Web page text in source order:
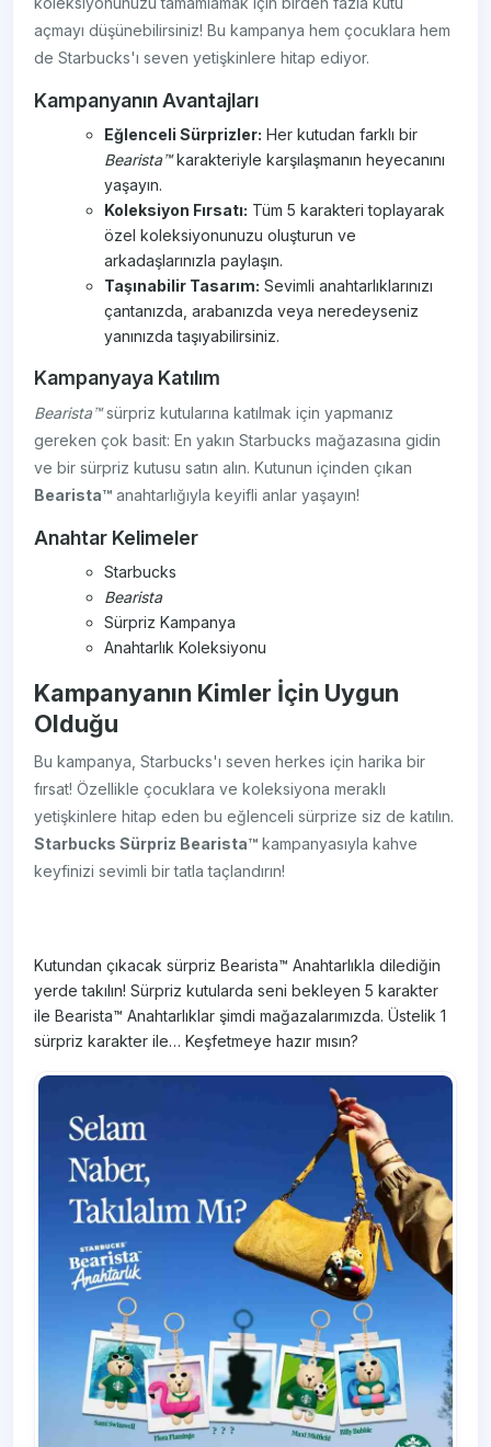
açmayı düşünebilirsiniz! Bu kampanya hem çocuklara hem
de Starbucks'ı seven yetişkinlere hitap ediyor.
Kampanyanın Avantajları
Eğlenceli Sürprizler: Her kutudan farklı bir
Bearista™karakteriyle karşılaşmanın heyecanını
yaşayın.
Koleksiyon Fırsatı: Tüm 5 karakteri toplayarak
özel koleksiyonunuzu oluşturun ve
arkadaşlarınızla paylaşın.
Taşınabilir Tasarım: Sevimli anahtarlıklarınızı
çantanızda, arabanızda veya neredeyseniz
yanınızda taşıyabilirsiniz.
Kampanyaya Katılım
Bearista™sürpriz kutularına katılmak için yapmanız
gereken çok basit: En yakın Starbucks mağazasına gidin
ve bir sürpriz kutusu satın alın. Kutunun içinden çıkan
Bearista™ anahtarlığıyla keyifli anlar yaşayın!
Anahtar Kelimeler
Starbucks
Bearista
Sürpriz Kampanya
Anahtarlık Koleksiyonu
Kampanyanın Kimler İçin Uygun
Olduğu
Bu kampanya, Starbucks'ı seven herkes için harika bir
fırsat! Özellikle çocuklara ve koleksiyona meraklı
yetişkinlere hitap eden bu eğlenceli sürprize siz de katılın.
Starbucks Sürpriz Bearista™ kampanyasıyla kahve
keyfinizi sevimli bir tatla taçlandırın!
Kutundan çıkacak sürpriz Bearista™ Anahtarlıkla dilediğin
yerde takılın! Sürpriz kutularda seni bekleyen 5 karakter
ile Bearista™ Anahtarlıklar şimdi mağazalarımızda. Üstelik 1
sürpriz karakter ile… Keşfetmeye hazır mısın?